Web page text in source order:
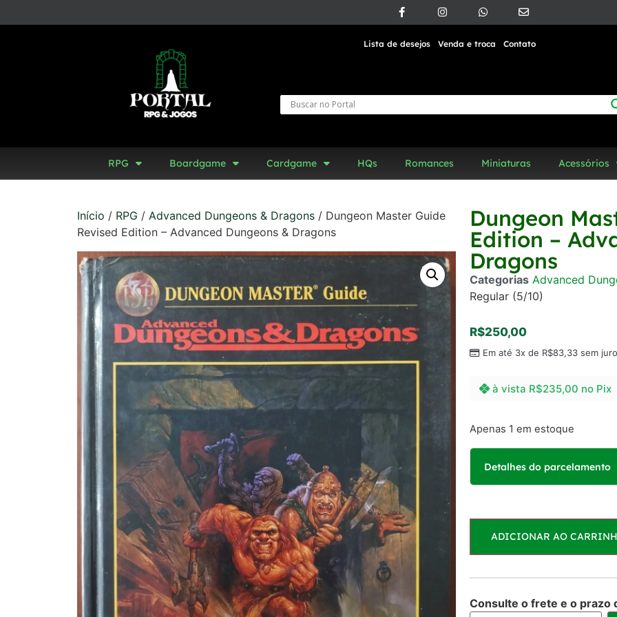
Lista de desejos Venda e troca Contato
RPG Boardgame Cardgame HQs Romances Miniaturas Acessórios
Início / RPG / Advanced Dungeons & Dragons / Dungeon Master Guide
Revised Edition – Advanced Dungeons & Dragons
Dungeon
Edition –
Dragons
Categorias Advanced
Regular (5/10)
R$250,00
Em até 3x de R$83,33 sem
à vista R$235,00 no Pix
Apenas 1 em estoque
Detalhes do parcelamento
1x deR$250,00sem
2x deR$125,00sem
3x deR$83,33sem
ADICIONAR AO
Consulte o frete e o prazo